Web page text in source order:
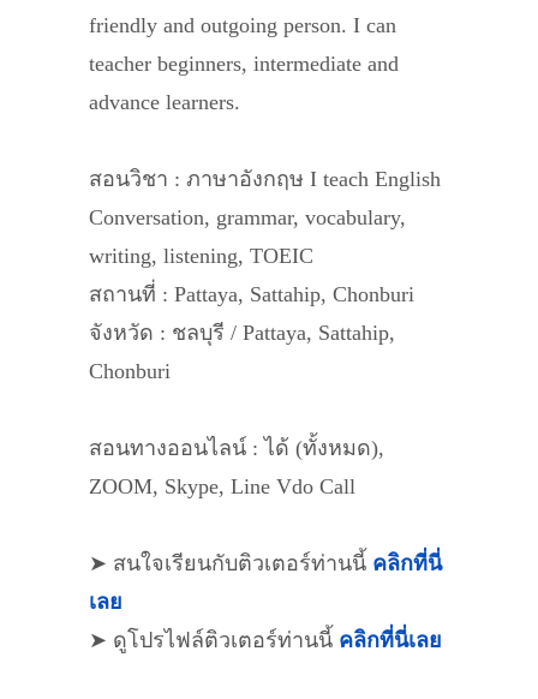
friendly and outgoing person. I can
teacher beginners, intermediate and
advance learners.
สอนวิชา : ภาษาอังกฤษ I teach English
Conversation, grammar, vocabulary,
writing, listening, TOEIC
สถานที่ : Pattaya, Sattahip, Chonburi
จังหวัด : ชลบุรี / Pattaya, Sattahip,
Chonburi
สอนทางออนไลน์ : ได้ (ทั้งหมด),
ZOOM, Skype, Line Vdo Call
➤ สนใจเรียนกับติวเตอร์ท่านนี้ คลิกที่นี่
เลย
➤ ดูโปรไฟล์ติวเตอร์ท่านนี้ คลิกที่นี่เลย